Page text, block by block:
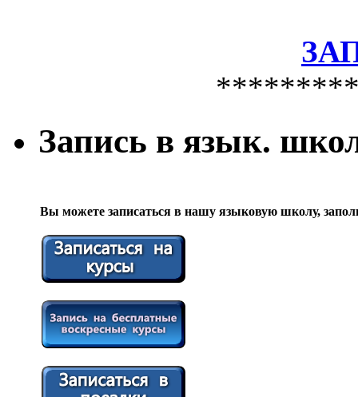
Запись в язык.
Вы можете записаться в нашу языковую школу,